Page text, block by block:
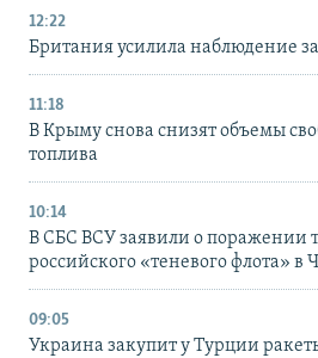
12:22
Британия усилила наблюдение
11:18
В Крыму снова снизят объемы
топлива
10:14
В СБС ВСУ заявили о поражении
российского «теневого флота» в
09:05
Украина закупит у Турции